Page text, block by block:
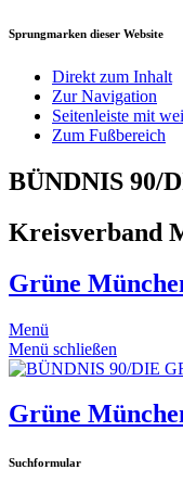
Sprungmarken dieser Website
Direkt zum Inhalt
Zur Navigation
Seitenleiste mit
Zum Fußbereich
BÜNDNIS 90/
Kreisverband
Grüne
Menü
Menü schließen
Grüne
Suchformular